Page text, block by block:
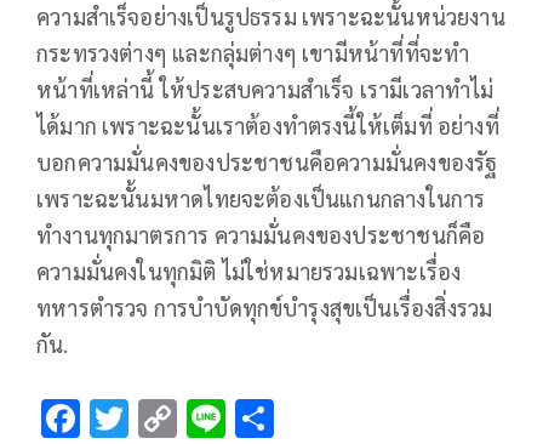
ความสำเร็จอย่างเป็นรูปธรรม เพราะฉะนั้นหน่วยงาน
กระทรวงต่างๆ และกลุ่มต่างๆ เขามีหน้าที่ที่จะทำ
หน้าที่เหล่านี้​ ให้ประสบความสำเร็จ เรามีเวลาทำไม่
ได้มาก​ เพราะฉะนั้นเราต้องทำตรงนี้ให้เต็มที่ อย่างที่
บอกความมั่นคงของประชาชนคือความมั่นคงของรัฐ
เพราะฉะนั้นมหาดไทยจะต้องเป็นแกนกลางในการ
ทำงานทุกมาตรการ ความมั่นคงของประชาชนก็คือ
ความมั่นคงในทุกมิติ ไม่ใช่หมายรวมเฉพาะเรื่อง
ทหารตำรวจ การบำบัดทุกข์บำรุงสุขเป็นเรื่องสิ่งรวม
กัน.
F T C Li